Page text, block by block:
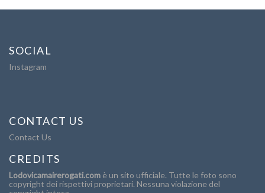
SOCIAL
Instagram
CONTACT US
Contact Us
CREDITS
Lodovicamairerogati.com è un sito ufficiale. Tutte le foto sono
copyright dei rispettivi proprietari. Nessuna violazione del